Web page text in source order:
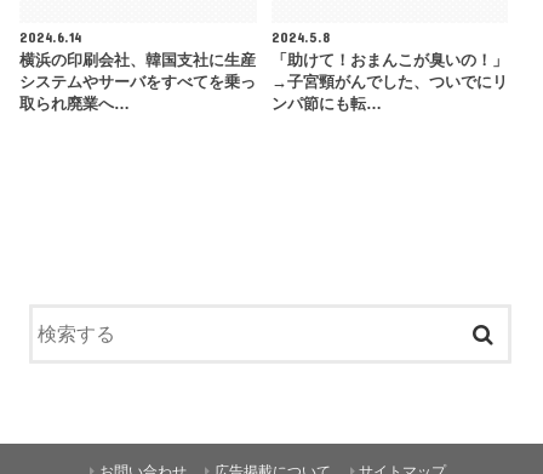
2024.6.14
横浜の印刷会社、韓国支社に生産
システムやサーバをすべてを乗っ
取られ廃業へ…
2024.5.8
「助けて！おまんこが臭いの！」
→子宮頸がんでした、ついでにリ
ンパ節にも転…